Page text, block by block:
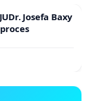
Josefa Baxy